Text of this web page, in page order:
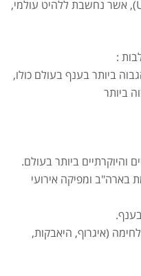
אליפות הלחימה האולטימטיבית (UFC), אשר נחשבת ללהיט עולמי,
:
ביותר בענף בעולם כולו,
ביותר
והיוקרתיים ביותר בעולם.
היא ממוקמת בארה"ב ומפיקה אירועי
(איגרוף, היאבקות,